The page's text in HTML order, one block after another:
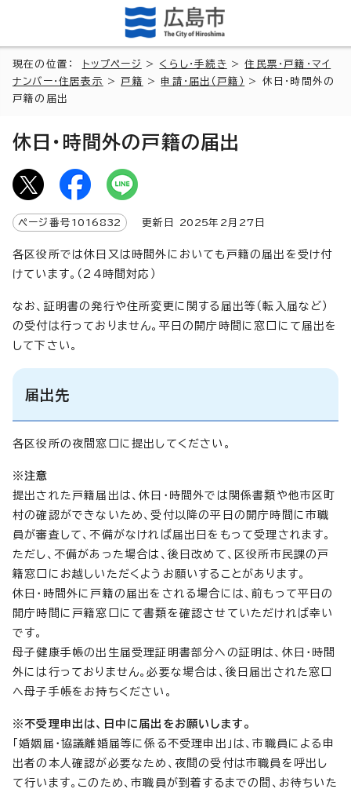
現在の位置： トップページ > くらし・手続き >住民票・戸籍・マイ
ナンバー・住居表示
>戸籍 > 申請・届出（戸籍）
> 休日・時間外の
戸籍の届出
休日・時間外の戸籍の届出
ページ番号 1016832 更新日 2025年2月 27 日
各区役所では休日又は時間外においても戸籍の届出を受け付
けています。（24時間対応）
なお、証明書の発行や住所変更に関する届出等（転入届など）
の受付は行っておりません。平日の開庁時間に窓口にて届出を
して下さい。
届出先
各区役所の夜間窓口に提出してください。
※注意
提出された戸籍届出は、休日・時間外では関係書類や他市区町
村の確認ができないため、受付以降の平日の開庁時間に市職
員が審査して、不備がなければ届出日をもって受理されます。
ただし、不備があった場合は、後日改めて、区役所市民課の戸
籍窓口にお越しいただくようお願いすることがあります。
休日・時間外に戸籍の届出をされる場合には、前もって平日の
開庁時間に戸籍窓口にて書類を確認させていただければ幸い
です。
母子健康手帳の出生届受理証明書部分への証明は、休日・時間
外には行っておりません。必要な場合は、後日届出された窓口
へ母子手帳をお持ちください。
※不受理申出は、日中に届出をお願いします。
「婚姻届・協議離婚届等に係る不受理申出」は、市職員による申
出者の本人確認が必要なため、夜間の受付は市職員を呼出し
て行います。このため、市職員が到着するまでの間、お待ちいた